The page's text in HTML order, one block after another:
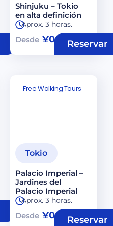
Shinjuku – Tokio
en alta definición
Aprox. 3 horas.
Desde ¥0 Reservar
Free Walking Tours
Tokio
Palacio Imperial –
Jardines del
Palacio Imperial
Aprox. 3 horas.
Desde ¥0 Reservar